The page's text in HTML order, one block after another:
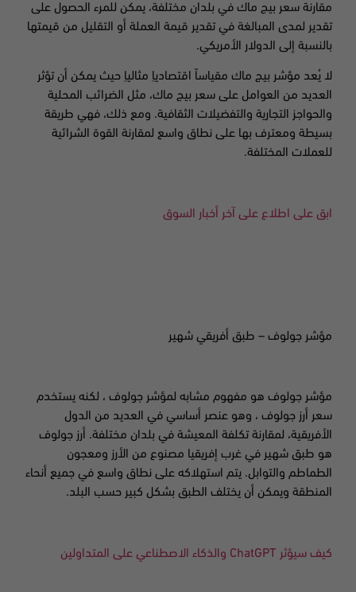
مقارنة سعر بيج ماك في بلدان مختلفة، يمكن للمرء الحصول على
تقدير لمدى المبالغة في تقدير قيمة العملة أو التقليل من قيمتها
بالنسبة إلى الدولار الأمريكي.
لا يُعد مؤشر بيج ماك مقياساً اقتصادياِ مثالياِ حيث يمكن أن تؤثر
العديد من العوامل على سعر بيج ماك، مثل الضرائب المحلية
والحواجز التجارية والتفضيلات الثقافية. ومع ذلك، فهي طريقة
بسيطة ومعترف بها على نطاق واسع لمقارنة القوة الشرائية
للعملات المختلفة.
ابق على اطلاع على آخر أخبار السوق
مؤشر جولوف – طبق أفريقي شهير
مؤشر جولوف هو مفهوم مشابه لمؤشر جولوف ، لكنه يستخدم
سعر أرز جولوف ، وهو عنصر أساسي في العديد من الدول
الأفريقية، لمقارنة تكلفة المعيشة في بلدان مختلفة. أرز جولوف
هو طبق شهير في غرب إفريقيا مصنوع من الأرز ومعجون
الطماطم والتوابل. يتم استهلاكه على نطاق واسع في جميع أنحاء
المنطقة ويمكن أن يختلف الطبق بشكل كبير حسب البلد.
كيف سيؤثر ChatGPT والذكاء الاصطناعي على المتداولين